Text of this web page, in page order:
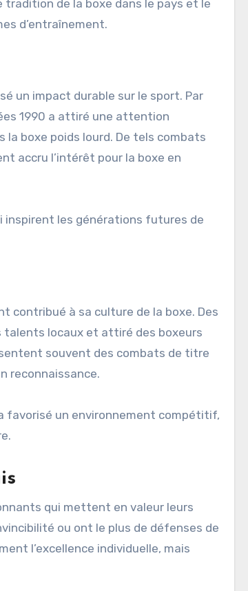
de la boxe dans le pays et le
d’entraînement.
un impact durable sur le sport. Par
1990 a attiré une attention
boxe poids lourd. De tels combats
accru l’intérêt pour la boxe en
inspirent les générations futures de
contribué à sa culture de la boxe. Des
talents locaux et attiré des boxeurs
souvent des combats de titre
reconnaissance.
favorisé un environnement compétitif,
qui mettent en valeur leurs
ou ont le plus de défenses de
l’excellence individuelle, mais